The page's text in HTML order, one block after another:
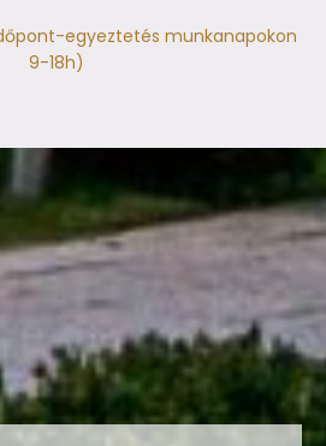
egyeztetés munkanapokon
9-18h)